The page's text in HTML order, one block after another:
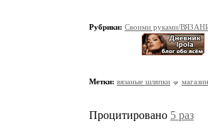
Рубрики: Своими руками/
Метки: вязаные шляпки
Процитировано 5 раз